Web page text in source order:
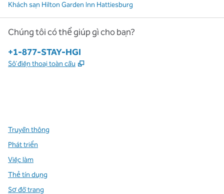
Khách sạn Hilton Garden Inn Hattiesburg
Chúng tôi có thể giúp gì cho bạn?
Điện thoại:
+1-877-STAY-HGI
Số điện thoại toàn cầu ,
Truyền thông
Phát triển
Việc làm
Thẻ tín dụng
Sơ đồ trang